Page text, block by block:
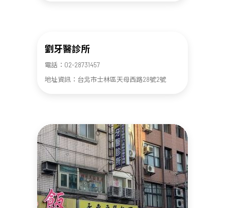
劉牙醫診所
電話：02-28731457
地址資訊：台北市士林區天母西路28號2號